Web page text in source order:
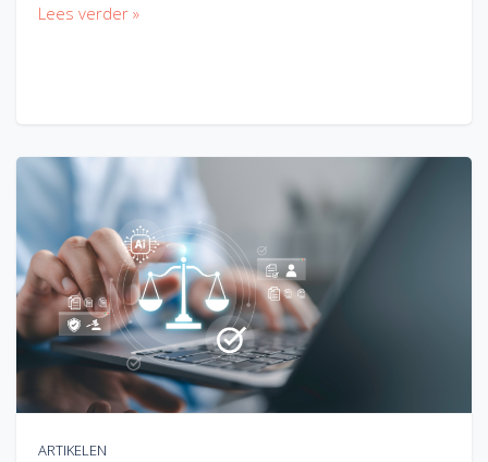
Lees verder »
ARTIKELEN